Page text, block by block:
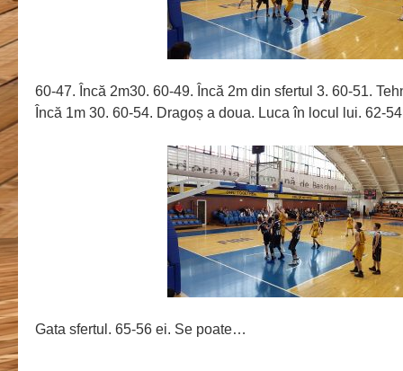
60-47. Încă 2m30. 60-49. Încă 2m din sfertul 3. 60-51.
Încă 1m 30. 60-54. Dragoș a doua. Luca în locul lui. 62-
Gata sfertul. 65-56 ei. Se poate…